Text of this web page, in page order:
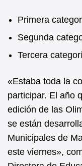
Primera
Segunda
Tercera
«Estaba toda la
participar. El año
edición de las
se están
Municipales de
este viernes»,